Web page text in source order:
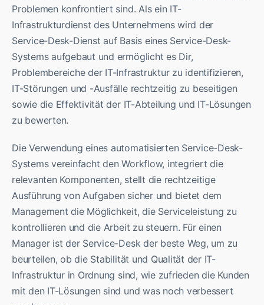
Problemen konfrontiert sind. Als ein IT-
Infrastrukturdienst des Unternehmens wird der
Service-Desk-Dienst auf Basis eines Service-Desk-
Systems aufgebaut und ermöglicht es Dir,
Problembereiche der IT-Infrastruktur zu identifizieren,
IT-Störungen und -Ausfälle rechtzeitig zu beseitigen
sowie die Effektivität der IT-Abteilung und IT-Lösungen
zu bewerten.
Die Verwendung eines automatisierten Service-Desk-
Systems vereinfacht den Workflow, integriert die
relevanten Komponenten, stellt die rechtzeitige
Ausführung von Aufgaben sicher und bietet dem
Management die Möglichkeit, die Serviceleistung zu
kontrollieren und die Arbeit zu steuern. Für einen
Manager ist der Service-Desk der beste Weg, um zu
beurteilen, ob die Stabilität und Qualität der IT-
Infrastruktur in Ordnung sind, wie zufrieden die Kunden
mit den IT-Lösungen sind und was noch verbessert